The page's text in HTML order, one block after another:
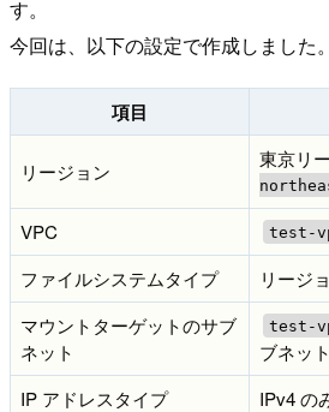
す。
今回は、以下の設定で作成しました。
項目
リージョン
東京リ
VPC test-
ファイルシステムタイプ
リージ
マウントターゲットのサブ
ネット
test-
ブネット
IP アドレスタイプ
IPv4 の